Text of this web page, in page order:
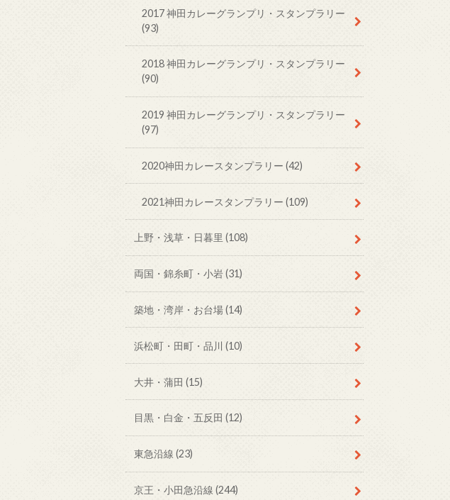
2017 神田カレーグランプリ・スタンプラリー
(93)
2018 神田カレーグランプリ・スタンプラリー
(90)
2019 神田カレーグランプリ・スタンプラリー
(97)
2020神田カレースタンプラリー(42)
2021神田カレースタンプラリー(109)
上野・浅草・日暮里 (108)
両国・錦糸町・小岩(31)
築地・湾岸・お台場(14)
浜松町・田町・品川 (10)
大井・蒲田 (15)
目黒・白金・五反田 (12)
東急沿線 (23)
京王・小田急沿線 (244)